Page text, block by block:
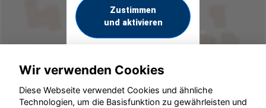
Zustimmen
und aktivieren
Wir verwenden Cookies
Diese Webseite verwendet Cookies und ähnliche
Technologien, um die Basisfunktion zu gewährleisten und